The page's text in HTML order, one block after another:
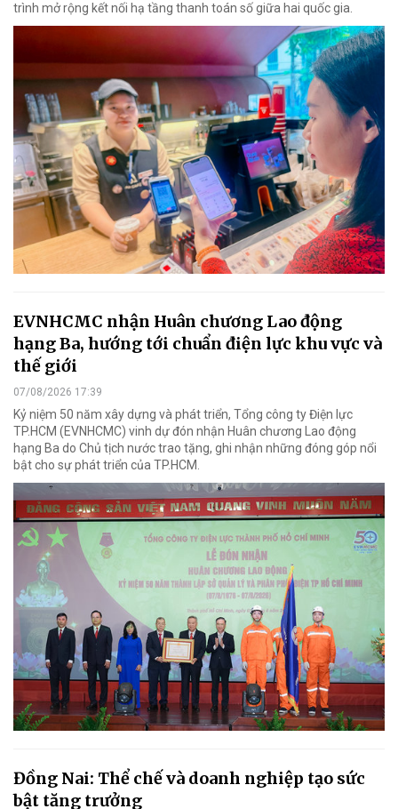
trình mở rộng kết nối hạ tầng thanh toán số giữa hai quốc gia.
EVNHCMC nhận Huân chương Lao động
hạng Ba, hướng tới chuẩn điện lực khu vực và
thế giới
07/08/2026 17:39
Kỷ niệm 50 năm xây dựng và phát triển, Tổng công ty Điện lực
TP.HCM (EVNHCMC) vinh dự đón nhận Huân chương Lao động
hạng Ba do Chủ tịch nước trao tặng, ghi nhận những đóng góp nổi
bật cho sự phát triển của TP.HCM.
Đồng Nai: Thể chế và doanh nghiệp tạo sức
bật tăng trưởng